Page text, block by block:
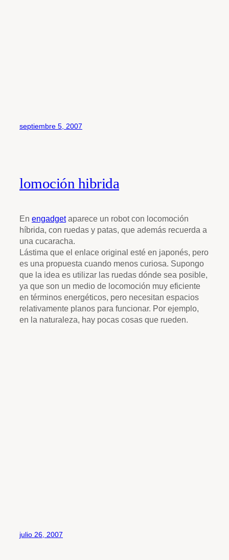
septiembre 5, 2007
lomoción hibrida
En engadgetaparece un robot con locomoción
híbrida, con ruedas y patas, que además recuerda a
una cucaracha.
Lástima que el enlace original esté en japonés, pero
es una propuesta cuando menos curiosa. Supongo
que la idea es utilizar las ruedas dónde sea posible,
ya que son un medio de locomoción muy eficiente
en términos energéticos, pero necesitan espacios
relativamente planos para funcionar. Por ejemplo,
en la naturaleza, hay pocas cosas que rueden.
julio 26, 2007